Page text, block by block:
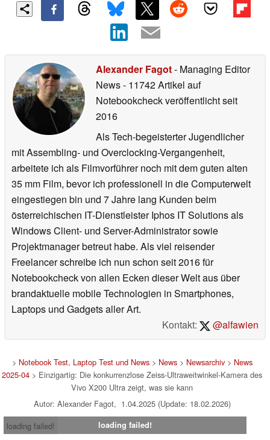
Alexander Fagot- Managing Editor
News- 11742 Artikel auf
Notebookcheck veröffentlichtseit
2016
Als Tech-begeisterter Jugendlicher
mit Assembling- und Overclocking-Vergangenheit,
arbeitete ich als Filmvorführer noch mit dem guten alten
35 mm Film, bevor ich professionell in die Computerwelt
eingestiegen bin und 7 Jahre lang Kunden beim
österreichischen IT-Dienstleister Iphos IT Solutions als
Windows Client- und Server-Administrator sowie
Projektmanager betreut habe. Als viel reisender
Freelancer schreibe ich nun schon seit 2016 für
Notebookcheck von allen Ecken dieser Welt aus über
brandaktuelle mobile Technologien in Smartphones,
Laptops und Gadgets aller Art.
Kontakt:
@alfawien
> Notebook Test, Laptop Test und News> News> Newsarchiv> News
2025-04 > Einzigartig: Die konkurrenzlose Zeiss-Ultraweitwinkel-Kamera des
Vivo X200 Ultra zeigt, was sie kann
Autor: Alexander Fagot, 1.04.2025 (Update: 18.02.2026)
loading failed!
loading failed!